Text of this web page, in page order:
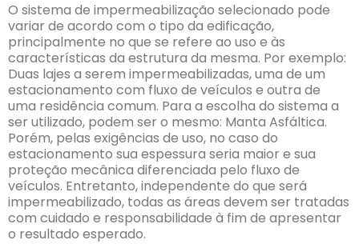
O sistema de impermeabilização selecionado pode
variar de acordo com o tipo da edificação,
principalmente no que se refere ao uso e às
características da estrutura da mesma. Por exemplo:
Duas lajes a serem impermeabilizadas, uma de um
estacionamento com fluxo de veículos e outra de
uma residência comum. Para a escolha do sistema a
ser utilizado, podem ser o mesmo: Manta Asfáltica.
Porém, pelas exigências de uso, no caso do
estacionamento sua espessura seria maior e sua
proteção mecânica diferenciada pelo fluxo de
veículos. Entretanto, independente do que será
impermeabilizado, todas as áreas devem ser tratadas
com cuidado e responsabilidade à fim de apresentar
o resultado esperado.